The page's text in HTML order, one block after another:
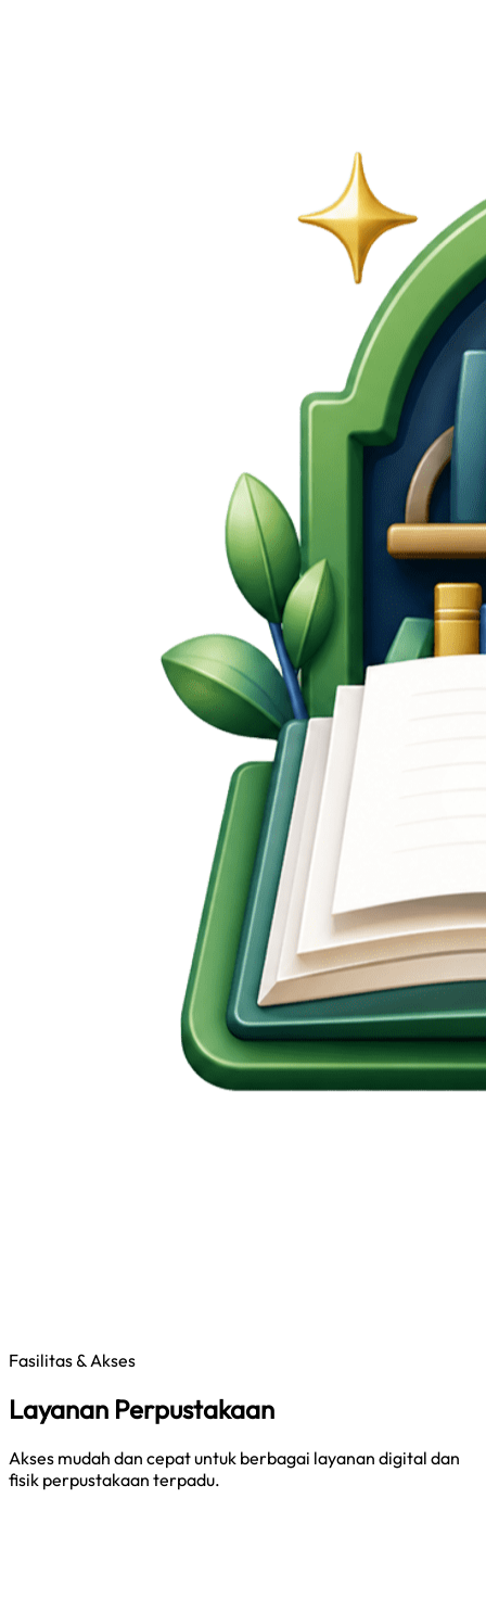
Fasilitas & Akses
Layanan Perpustakaan
Akses mudah dan cepat untuk berbagai layanan digital dan
fisik perpustakaan terpadu.